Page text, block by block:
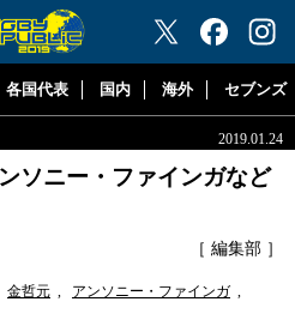
"ラグビーリパブリック"
各国代表 国内 海外 セブンズ
2019.01.24
ソニー・ファインガなど
［ 編集部 ］
金哲元 , アンソニー・ファインガ ,